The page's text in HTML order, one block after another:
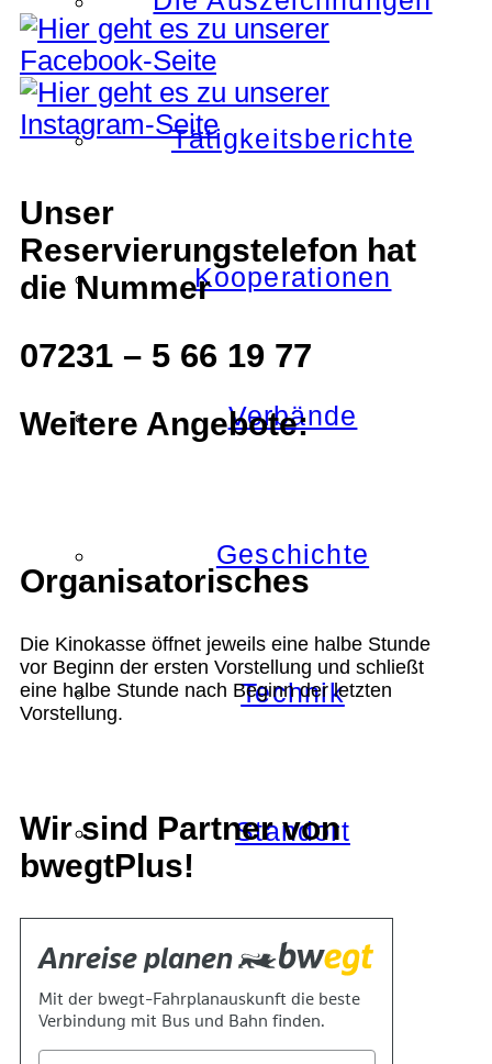
Tätigkeitsberichte
Kooperationen
Verbände
Geschichte
Technik
Standort
Verein
Unser
Reservierungstelefon hat
die Nummer
07231 – 5 66 19 77
Weitere Angebote:
Organisatorisches
Die Kinokasse öffnet jeweils eine halbe Stunde
vor Beginn der ersten Vorstellung und schließt
eine halbe Stunde nach Beginn der letzten
Vorstellung.
Wir sind Partner von
bwegtPlus!